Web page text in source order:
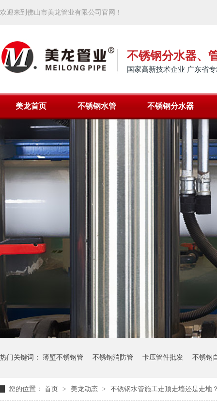
欢迎来到佛山市美龙管业有限公司官网！
不锈钢分水器、
国家高新技术企业 广东省
美龙首页 不锈钢水管 不锈钢分水器
热门关键词： 薄壁不锈钢管 不锈钢消防管 卡压管件批发 不锈钢
您的位置： 首页 > 美龙动态 > 不锈钢水管施工走顶走墙还是走地